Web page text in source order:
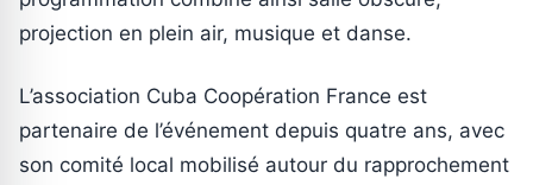
projection en plein air, musique et danse.
L’association Cuba Coopération France est
partenaire de l’événement depuis quatre ans, avec
son comité local mobilisé autour du rapprochement